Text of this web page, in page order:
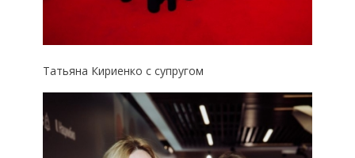
Татьяна Кириенко с супругом